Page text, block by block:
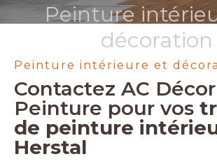
Peinture
décoration
Peinture intérieure et
Contactez AC
Peinture pour vos
de peinture
Herstal